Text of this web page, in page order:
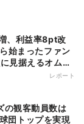
始まったファン
見据えるオムニ
レポート
団トップを実現